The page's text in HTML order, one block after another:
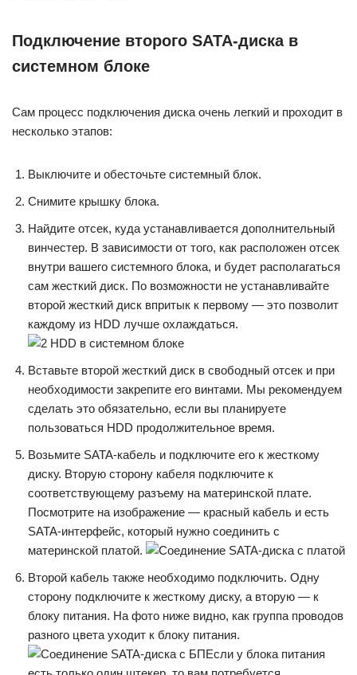
Подключение второго SATA-диска в
системном блоке
Сам процесс подключения диска очень легкий и проходит в
несколько этапов:
Выключите и обесточьте системный блок.
Снимите крышку блока.
Найдите отсек, куда устанавливается дополнительный
винчестер. В зависимости от того, как расположен отсек
внутри вашего системного блока, и будет располагаться
сам жесткий диск. По возможности не устанавливайте
второй жесткий диск впритык к первому — это позволит
каждому из HDD лучше охлаждаться.
Вставьте второй жесткий диск в свободный отсек и при
необходимости закрепите его винтами. Мы рекомендуем
сделать это обязательно, если вы планируете
пользоваться HDD продолжительное время.
Возьмите SATA-кабель и подключите его к жесткому
диску. Вторую сторону кабеля подключите к
соответствующему разъему на материнской плате.
Посмотрите на изображение — красный кабель и есть
SATA-интерфейс, который нужно соединить с
материнской платой.
Второй кабель также необходимо подключить. Одну
сторону подключите к жесткому диску, а вторую — к
блоку питания. На фото ниже видно, как группа проводов
разного цвета уходит к блоку питания.
Если у блока питания